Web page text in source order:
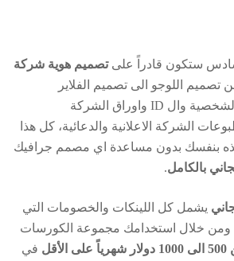
ستكون قادراً على تصميم هوية شركة
تصميم اللوجو الى تصميم الفلاير
والبروشور والكروت الشخصية وال ID واوراق الشركة
الشركة الاعلانية والدعائية، كل هذا
بنفسك بدون مساعدة اي مصمم جرافيك
بالكامل.
يشمل كل اللينكات والخصومات التي
خلال استخدامك مجموعة الكورسات
في